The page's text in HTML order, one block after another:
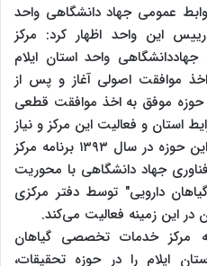
عمومی جهاد دانشگاهی واحد
رییس این واحد اظهار کرد: مرکز
واحد استان ایلام
خود را درسال ۱۳۸۹ با اخذ موافقت اصولی آغاز و پس از
حوزه موفق به اخذ موافقت قطعی
شرایط استان و فعالیت این مرکز و نیاز
به یک برنامه مصوب و دقیق در این حوزه در سال ۱۳۹۳ برنامه مرکز
و فناوری جهاد دانشگاهی با محوریت
دارویی" توسط دفتر مرکزی
این زمینه فعالیت می‌کند.
مرکز خدمات تخصصی گیاهان
ایلام را در حوزه تحقیقات،